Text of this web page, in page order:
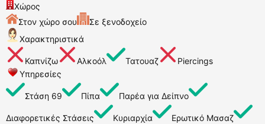
Χώρος
Στον χώρο σου
Σε ξενοδοχείο
Χαρακτηριστικά
Καπνίζω Αλκοόλ Τατουαζ
Piercings
Υπηρεσίες
Στάση 69 Πίπα Παρέα για Δείπνο
Διαφορετικές Στάσεις Κυριαρχία Ερωτικό Μασαζ